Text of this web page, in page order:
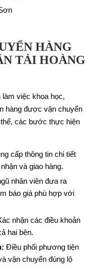
HÀNG
TẢI HOÀNG
làm việc khoa học,
hàng được vận chuyển
thể, các bước thực hiện
cấp thông tin chi tiết
và giao hàng.
nhân viên đưa ra
báo giá phù hợp với
nhận các điều khoản
hai bên.
Điều phối phương tiện
vận chuyển đúng lộ